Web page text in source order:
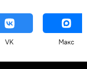
VK Макс